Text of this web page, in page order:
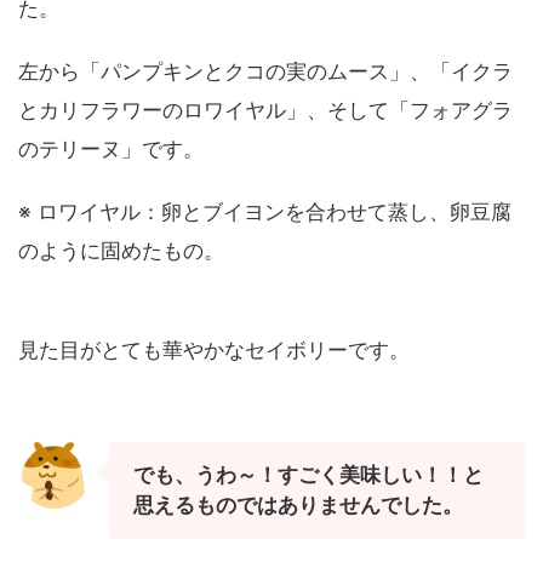
た。
左から「パンプキンとクコの実のムース」、「イクラ
とカリフラワーのロワイヤル」、そして「フォアグラ
のテリーヌ」です。
※ ロワイヤル：卵とブイヨンを合わせて蒸し、卵豆腐
のように固めたもの。
見た目がとても華やかなセイボリーです。
でも、うわ～！すごく美味しい！！と
思えるものではありませんでした。